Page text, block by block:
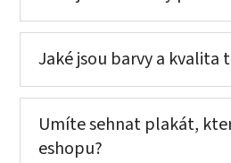
Jaké jsou barvy a kvalita
Umíte sehnat plakát,
eshopu?